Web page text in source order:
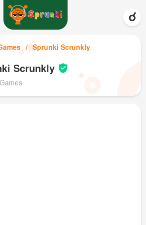
Sprunki Scrunkly
Scrunkly